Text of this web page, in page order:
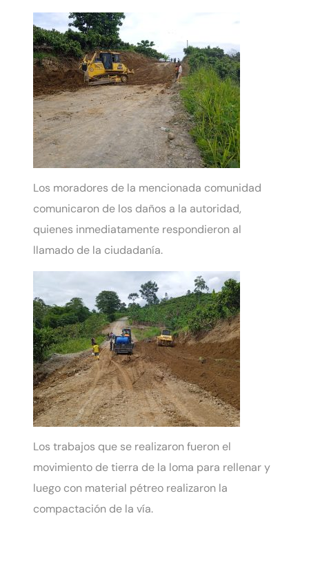
Los moradores de la mencionada comunidad
comunicaron de los daños a la autoridad,
quienes inmediatamente respondieron al
llamado de la ciudadanía.
Los trabajos que se realizaron fueron el
movimiento de tierra de la loma para rellenar y
luego con material pétreo realizaron la
compactación de la vía.